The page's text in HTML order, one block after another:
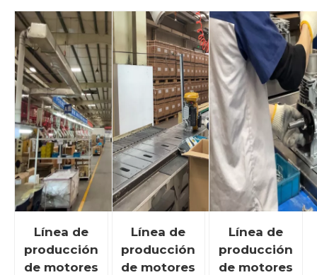
Línea de
producción
de motores
Línea de
producción
de motores
Línea de
producción
de motores